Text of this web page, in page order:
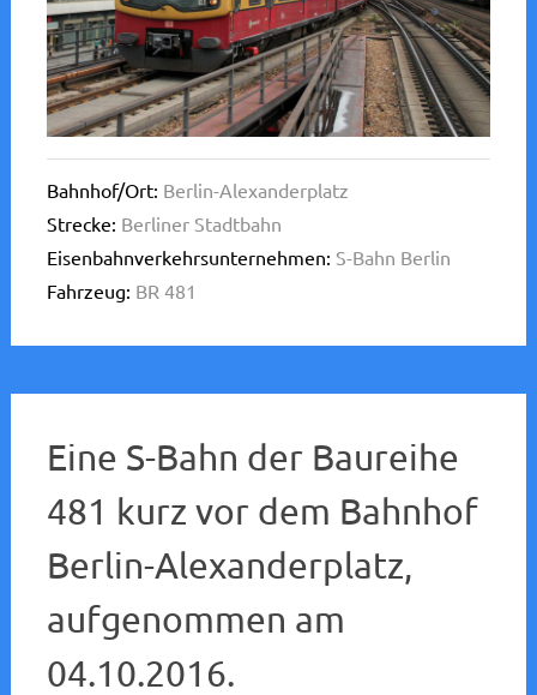
Bahnhof/Ort: Berlin-Alexanderplatz
Strecke: Berliner Stadtbahn
Eisenbahnverkehrsunternehmen: S-Bahn Berlin
Fahrzeug: BR 481
Eine S-Bahn der Baureihe
481 kurz vor dem Bahnhof
Berlin-Alexanderplatz,
aufgenommen am
04.10.2016.